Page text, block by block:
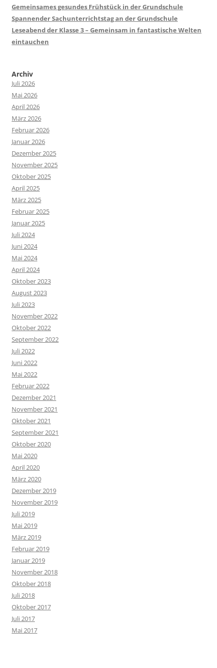
Gemeinsames gesundes Frühstück in der Grundschule
Spannender Sachunterrichtstag an der Grundschule
Leseabend der Klasse 3 – Gemeinsam in fantastische Welten
eintauchen
Archiv
Juli 2026
Mai 2026
April 2026
März 2026
Februar 2026
Januar 2026
Dezember 2025
November 2025
Oktober 2025
April 2025
März 2025
Februar 2025
Januar 2025
Juli 2024
Juni 2024
Mai 2024
April 2024
Oktober 2023
August 2023
Juli 2023
November 2022
Oktober 2022
September 2022
Juli 2022
Juni 2022
Mai 2022
Februar 2022
Dezember 2021
November 2021
Oktober 2021
September 2021
Oktober 2020
Mai 2020
April 2020
März 2020
Dezember 2019
November 2019
Juli 2019
Mai 2019
März 2019
Februar 2019
Januar 2019
November 2018
Oktober 2018
Juli 2018
Oktober 2017
Juli 2017
Mai 2017